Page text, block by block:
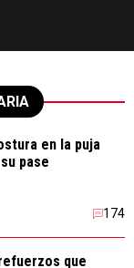
en la puja
pase
174
que